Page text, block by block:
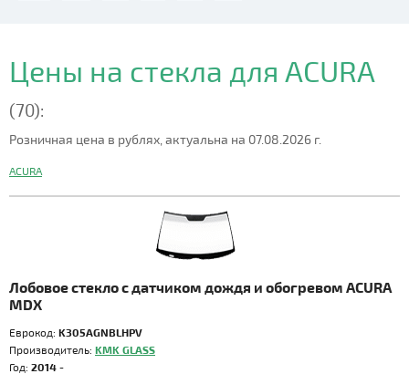
Цены на стекла для ACURA
(70):
Розничная цена в рублях, актуальна на 07.08.2026 г.
ACURA
Лобовое стекло с датчиком дождя и обогревом ACURA
MDX
Еврокод: K305AGNBLHPV
Производитель: KMK GLASS
Год: 2014 -